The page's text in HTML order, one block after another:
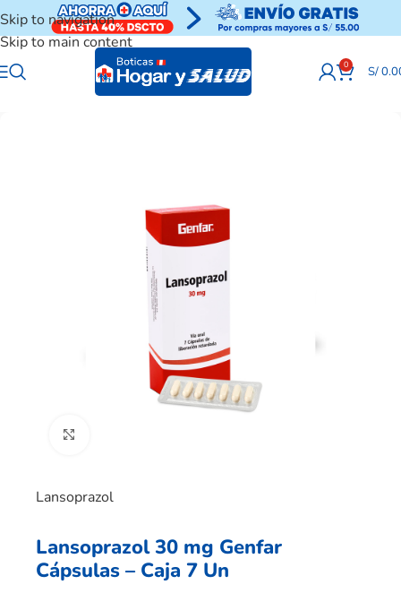
Skip to navigation
Skip to main content
0 S/
Lansoprazol
Lansoprazol 30 mg Genfar
Cápsulas – Caja 7 Un